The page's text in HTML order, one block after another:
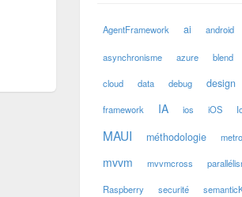
AgentFramework ai android
asynchronisme azure blend
cloud data debug design
framework IA ios iOS
MAUI méthodologie metro
mvvm mvvmcross
Raspberry securité